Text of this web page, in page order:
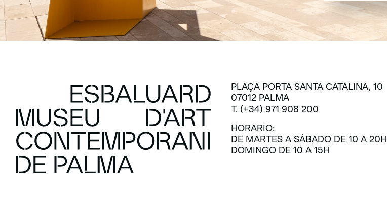
PLAÇA PORTA SANTA CATALINA, 10
07012 PALMA
T. (+34) 971 908 200
HORARIO:
DE MARTES A SÁBADO DE 10 A 20H
DOMINGO DE 10 A 15H